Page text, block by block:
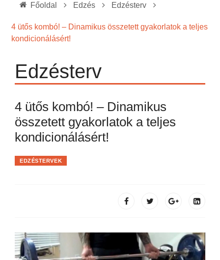
Főoldal Edzés Edzésterv
4 ütős kombó! – Dinamikus összetett gyakorlatok a teljes
kondicionálásért!
Edzésterv
4 ütős kombó! – Dinamikus
összetett gyakorlatok a teljes
kondicionálásért!
EDZÉSTERVEK